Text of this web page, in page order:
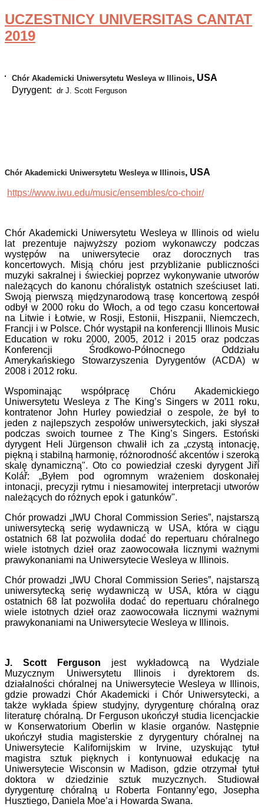
UCZESTNICY UNIVERSITAS CANTAT
2019
Chór Akademicki Uniwersytetu Wesleya w Illinois, USA
Dyrygent: dr J. Scott Ferguson
Chór Akademicki Uniwersytetu Wesleya w Illinois, USA
https://www.iwu.edu/music/ensembles/co-choir/
Chór Akademicki Uniwersytetu Wesleya w Illinois od wielu
lat prezentuje najwyższy poziom wykonawczy podczas
występów na uniwersytecie oraz dorocznych tras
koncertowych. Misją chóru jest przybliżanie publiczności
muzyki sakralnej i świeckiej poprzez wykonywanie utworów
należących do kanonu chóralistyk ostatnich sześciuset lati.
Swoją pierwszą międzynarodową trasę koncertową zespół
odbył w 2000 roku do Włoch, a od tego czasu koncertował
na Litwie i Łotwie, w Rosji, Estonii, Hiszpanii, Niemczech,
Francji i w Polsce. Chór wystąpił na konferencji Illinois Music
Education w roku 2000, 2005, 2012 i 2015 oraz podczas
Konferencji Środkowo-Północnego Oddziału
Amerykańskiego Stowarzyszenia Dyrygentów (ACDA) w
2008 i 2012 roku.
Wspominając współpracę Chóru Akademickiego
Uniwersytetu Wesleya z The King’s Singers w 2011 roku,
kontratenor John Hurley powiedział o zespole, że był to
jeden z najlepszych zespołów uniwersyteckich, jaki słyszał
podczas swoich tournee z The King’s Singers. Estoński
dyrygent Heli Jürgenson chwalił ich za „czystą intonację,
piękną i stabilną harmonię, różnorodność akcentów i szeroką
skalę dynamiczną". Oto co powiedział czeski dyrygent Jiří
Kolář: „Byłem pod ogromnym wrażeniem doskonałej
intonacji, precyzji rytmu i niesamowitej interpretacji utworów
należących do różnych epok i gatunków".
Chór prowadzi „IWU Choral Commission Series”, najstarszą
uniwersytecką serię wydawniczą w USA, która w ciągu
ostatnich 68 lat pozwoliła dodać do repertuaru chóralnego
wiele istotnych dzieł oraz zaowocowała licznymi ważnymi
prawykonaniami na Uniwersytecie Wesleya w Illinois.
Chór prowadzi „IWU Choral Commission Series”, najstarszą
uniwersytecką serię wydawniczą w USA, która w ciągu
ostatnich 68 lat pozwoliła dodać do repertuaru chóralnego
wiele istotnych dzieł oraz zaowocowała licznymi ważnymi
prawykonaniami na Uniwersytecie Wesleya w Illinois.
J. Scott Ferguson jest wykładowcą na Wydziale
Muzycznym Uniwersytetu Illinois i dyrektorem ds.
działalności chóralnej na Uniwersytecie Wesleya w Illinois,
gdzie prowadzi Chór Akademicki i Chór Uniwersytecki, a
także wykłada śpiew studyjny, dyrygenturę chóralną oraz
literaturę chóralną. Dr Ferguson ukończył studia licencjackie
w Konserwatorium Oberlin w klasie organów. Następnie
ukończył studia magisterskie z dyrygentury chóralnej na
Uniwersytecie Kalifornijskim w Irvine, uzyskując tytuł
magistra sztuk pięknych i kontynuował edukację na
Uniwersytecie Wisconsin w Madison, gdzie otrzymał tytuł
doktora w dziedzinie sztuk muzycznych. Studiował
dyrygenturę chóralną u Roberta Fontanny’ego, Josepha
Husztiego, Daniela Moe’a i Howarda Swana.